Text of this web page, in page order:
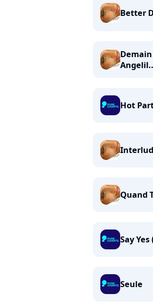
Better
Hot
Quand
Say
Seule